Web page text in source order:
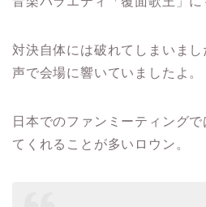
対決自体には破れてしまいま
声で会場に響いていましたよ。
日本でのファンミーティング
てくれることが多いロウン。